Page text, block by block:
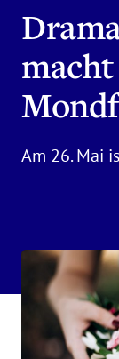
Am 26. Mai